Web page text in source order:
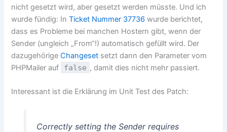
nicht gesetzt wird, aber gesetzt werden müsste. Und ich
wurde fündig: InTicket Nummer 37736 wurde berichtet,
dass es Probleme bei manchen Hostern gibt, wenn der
Sender (ungleich „From“!) automatisch gefüllt wird. Der
dazugehörigeChangeset setzt dann den Parameter vom
PHPMailer auf
false , damit dies nicht mehr passiert.
Interessant ist die Erklärung im Unit Test des Patch:
Correctly setting the Sender requires